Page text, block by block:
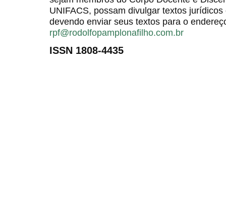
UNIFACS, possam divulgar textos
devendo enviar seus textos para o
rpf@rodolfopamplonafilho.com.br
ISSN 1808-4435